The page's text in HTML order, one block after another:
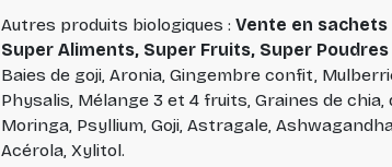
Autres produits biologiques : Vente en
Super Aliments, Super Fruits, Super Poudres
Baies de goji, Aronia, Gingembre confit,
Physalis, Mélange 3 et 4 fruits, Graines de chia,
Moringa, Psyllium, Goji, Astragale,
Acérola, Xylitol.